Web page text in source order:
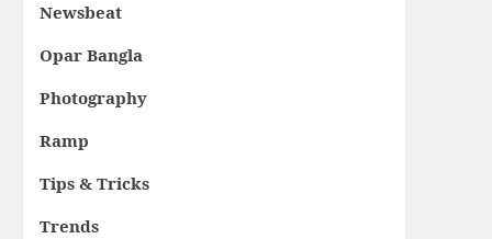
Newsbeat
Opar Bangla
Photography
Ramp
Tips & Tricks
Trends